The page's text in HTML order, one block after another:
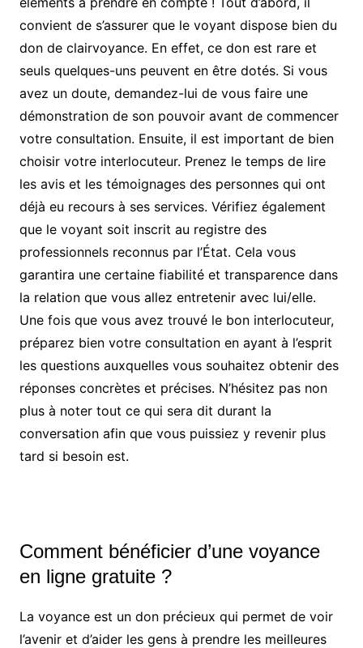
convient de s’assurer que le voyant dispose bien du
don de clairvoyance. En effet, ce don est rare et
seuls quelques-uns peuvent en être dotés. Si vous
avez un doute, demandez-lui de vous faire une
démonstration de son pouvoir avant de commencer
votre consultation. Ensuite, il est important de bien
choisir votre interlocuteur. Prenez le temps de lire
les avis et les témoignages des personnes qui ont
déjà eu recours à ses services. Vérifiez également
que le voyant soit inscrit au registre des
professionnels reconnus par l’État. Cela vous
garantira une certaine fiabilité et transparence dans
la relation que vous allez entretenir avec lui/elle.
Une fois que vous avez trouvé le bon interlocuteur,
préparez bien votre consultation en ayant à l’esprit
les questions auxquelles vous souhaitez obtenir des
réponses concrètes et précises. N’hésitez pas non
plus à noter tout ce qui sera dit durant la
conversation afin que vous puissiez y revenir plus
tard si besoin est.
Comment bénéficier d’une voyance
en ligne gratuite ?
La voyance est un don précieux qui permet de voir
l’avenir et d’aider les gens à prendre les meilleures